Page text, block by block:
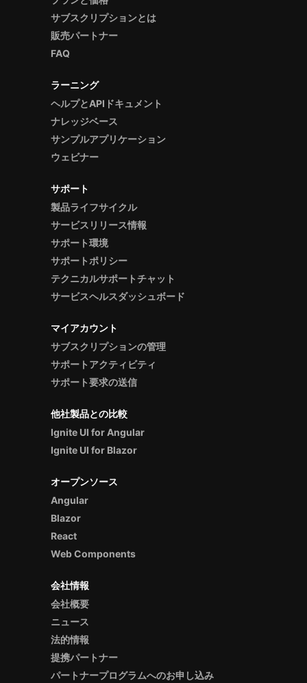
サブスクリプションとは
販売パートナー
FAQ
ラーニング
ヘルプとAPIドキュメント
ナレッジベース
サンプルアプリケーション
ウェビナー
サポート
製品ライフサイクル
サービスリリース情報
サポート環境
サポートポリシー
テクニカルサポートチャット
サービスヘルスダッシュボード
マイアカウント
サブスクリプションの管理
サポートアクティビティ
サポート要求の送信
他社製品との比較
Ignite UI for Angular
Ignite UI for Blazor
オープンソース
Angular
Blazor
React
Web Components
会社情報
会社概要
ニュース
法的情報
提携パートナー
パートナープログラムへのお申し込み